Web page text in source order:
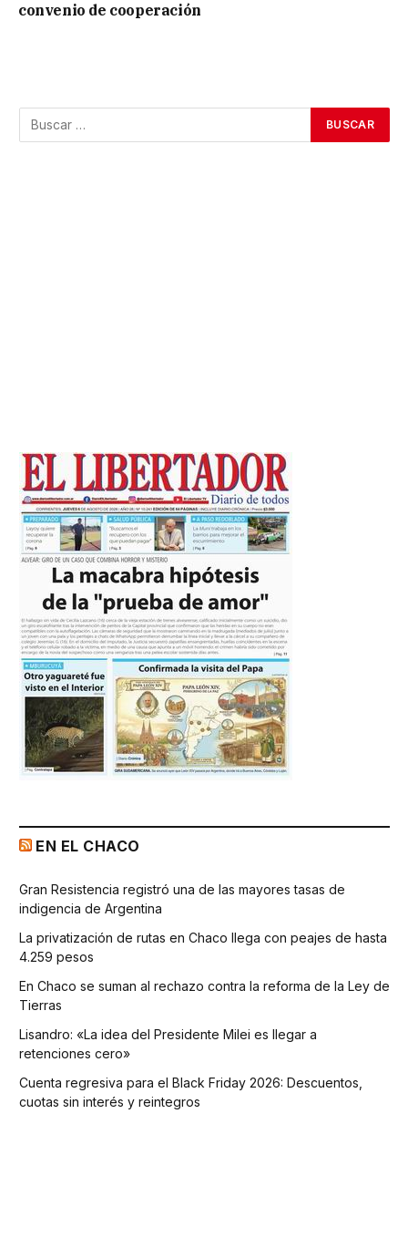
convenio de cooperación
EN EL CHACO
Gran Resistencia registró una de las mayores tasas de
indigencia de Argentina
La privatización de rutas en Chaco llega con peajes de hasta
4.259 pesos
En Chaco se suman al rechazo contra la reforma de la Ley de
Tierras
Lisandro: «La idea del Presidente Milei es llegar a
retenciones cero»
Cuenta regresiva para el Black Friday 2026: Descuentos,
cuotas sin interés y reintegros